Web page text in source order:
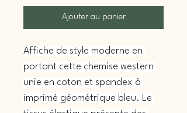
Ajouter au panier
Affiche de style moderne en
portant cette chemise western
unie en coton et spandex à
imprimé géométrique bleu. Le